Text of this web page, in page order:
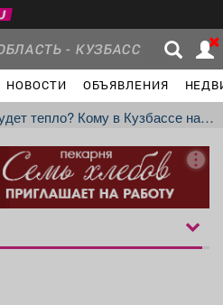
- КУЗБАСС
НОВОСТИ ОБЪЯВЛЕНИЯ
Новости
Услуги
тепло? Кому в Кузбассе на время майских морозов включат батареи